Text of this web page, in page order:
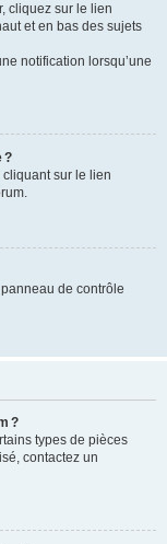
cliquez sur le lien
et en bas des sujets
notification lorsqu’une
?
sur le lien
de contrôle
?
types de pièces
contactez un